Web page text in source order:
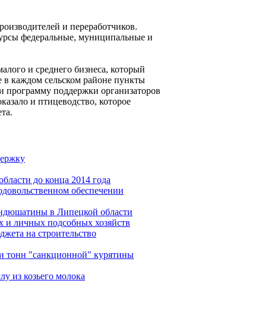
и переработчиков.
федеральные, муниципальные и
и среднего бизнеса, который
в каждом сельском районе пункты
поддержки организаторов
и птицеводство, которое
до конца 2014 года
обеспечении
в Липецкой области
и личных подсобных хозяйств
на строительство
тонн "санкционной" курятины
из козьего молока